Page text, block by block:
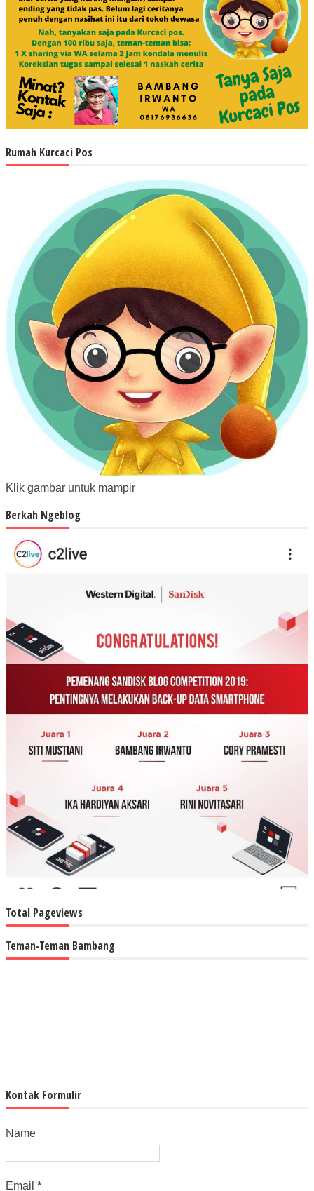
Rumah Kurcaci Pos
Klik gambar untuk mampir
Berkah Ngeblog
Total Pageviews
Teman-Teman Bambang
Kontak Formulir
Name
Email *